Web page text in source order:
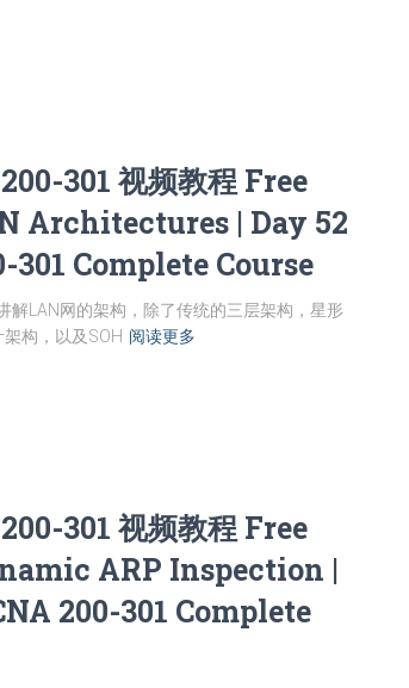
301 视频教程 Free
Architectures | Day 52
301 Complete Course
解LAN网的架构，除了传统的三层架构，星形
构，以及SOH 阅读更多
301 视频教程 Free
ARP Inspection |
200-301 Complete